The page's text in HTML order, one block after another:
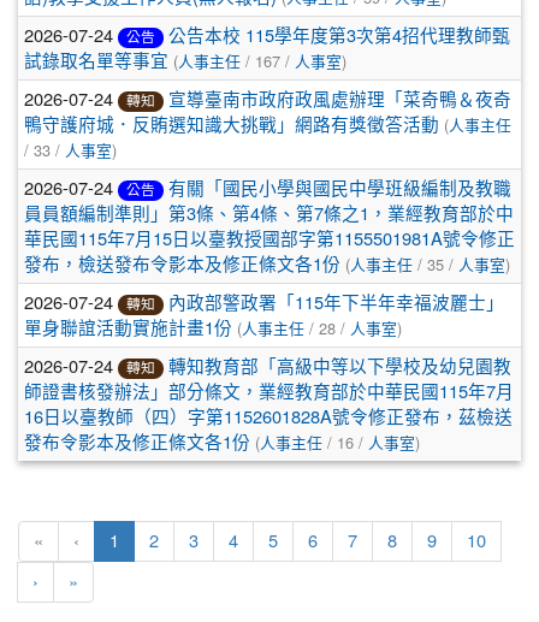
2026-07-24 公告
公告本校 115學年度第3次第4招代理教師甄
試錄取名單等事宜 (人事主任 / 167 / 人事室)
2026-07-24 轉知
宣導臺南市政府政風處辦理「菜奇鴨＆夜奇
鴨守護府城．反賄選知識大挑戰」網路有獎徵答活動 (人事主任
/ 33 / 人事室)
2026-07-24 公告
有關「國民小學與國民中學班級編制及教職
員員額編制準則」第3條、第4條、第7條之1，業經教育部於中
華民國115年7月15日以臺教授國部字第1155501981A號令修正
發布，檢送發布令影本及修正條文各1份 (人事主任 / 35 / 人事室)
2026-07-24 轉知
內政部警政署「115年下半年幸福波麗士」
單身聯誼活動實施計畫1份 (人事主任 / 28 / 人事室)
2026-07-24 轉知
轉知教育部「高級中等以下學校及幼兒園教
師證書核發辦法」部分條文，業經教育部於中華民國115年7月
16日以臺教師（四）字第1152601828A號令修正發布，茲檢送
發布令影本及修正條文各1份 (人事主任 / 16 / 人事室)
« ‹ 1 (current)
2 3 4 5 6 7 8 9 10
› »